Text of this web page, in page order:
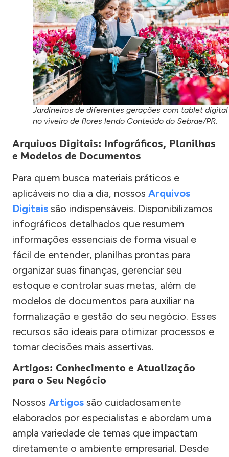
Jardineiros de diferentes gerações com tablet digital
no viveiro de flores lendo Conteúdo do Sebrae/PR.
Arquivos Digitais: Infográficos, Planilhas
e Modelos de Documentos
Para quem busca materiais práticos e
aplicáveis no dia a dia, nossos Arquivos
Digitais são indispensáveis. Disponibilizamos
infográficos detalhados que resumem
informações essenciais de forma visual e
fácil de entender, planilhas prontas para
organizar suas finanças, gerenciar seu
estoque e controlar suas metas, além de
modelos de documentos para auxiliar na
formalização e gestão do seu negócio. Esses
recursos são ideais para otimizar processos e
tomar decisões mais assertivas.
Artigos: Conhecimento e Atualização
para o Seu Negócio
Nossos Artigos são cuidadosamente
elaborados por especialistas e abordam uma
ampla variedade de temas que impactam
diretamente o ambiente empresarial. Desde